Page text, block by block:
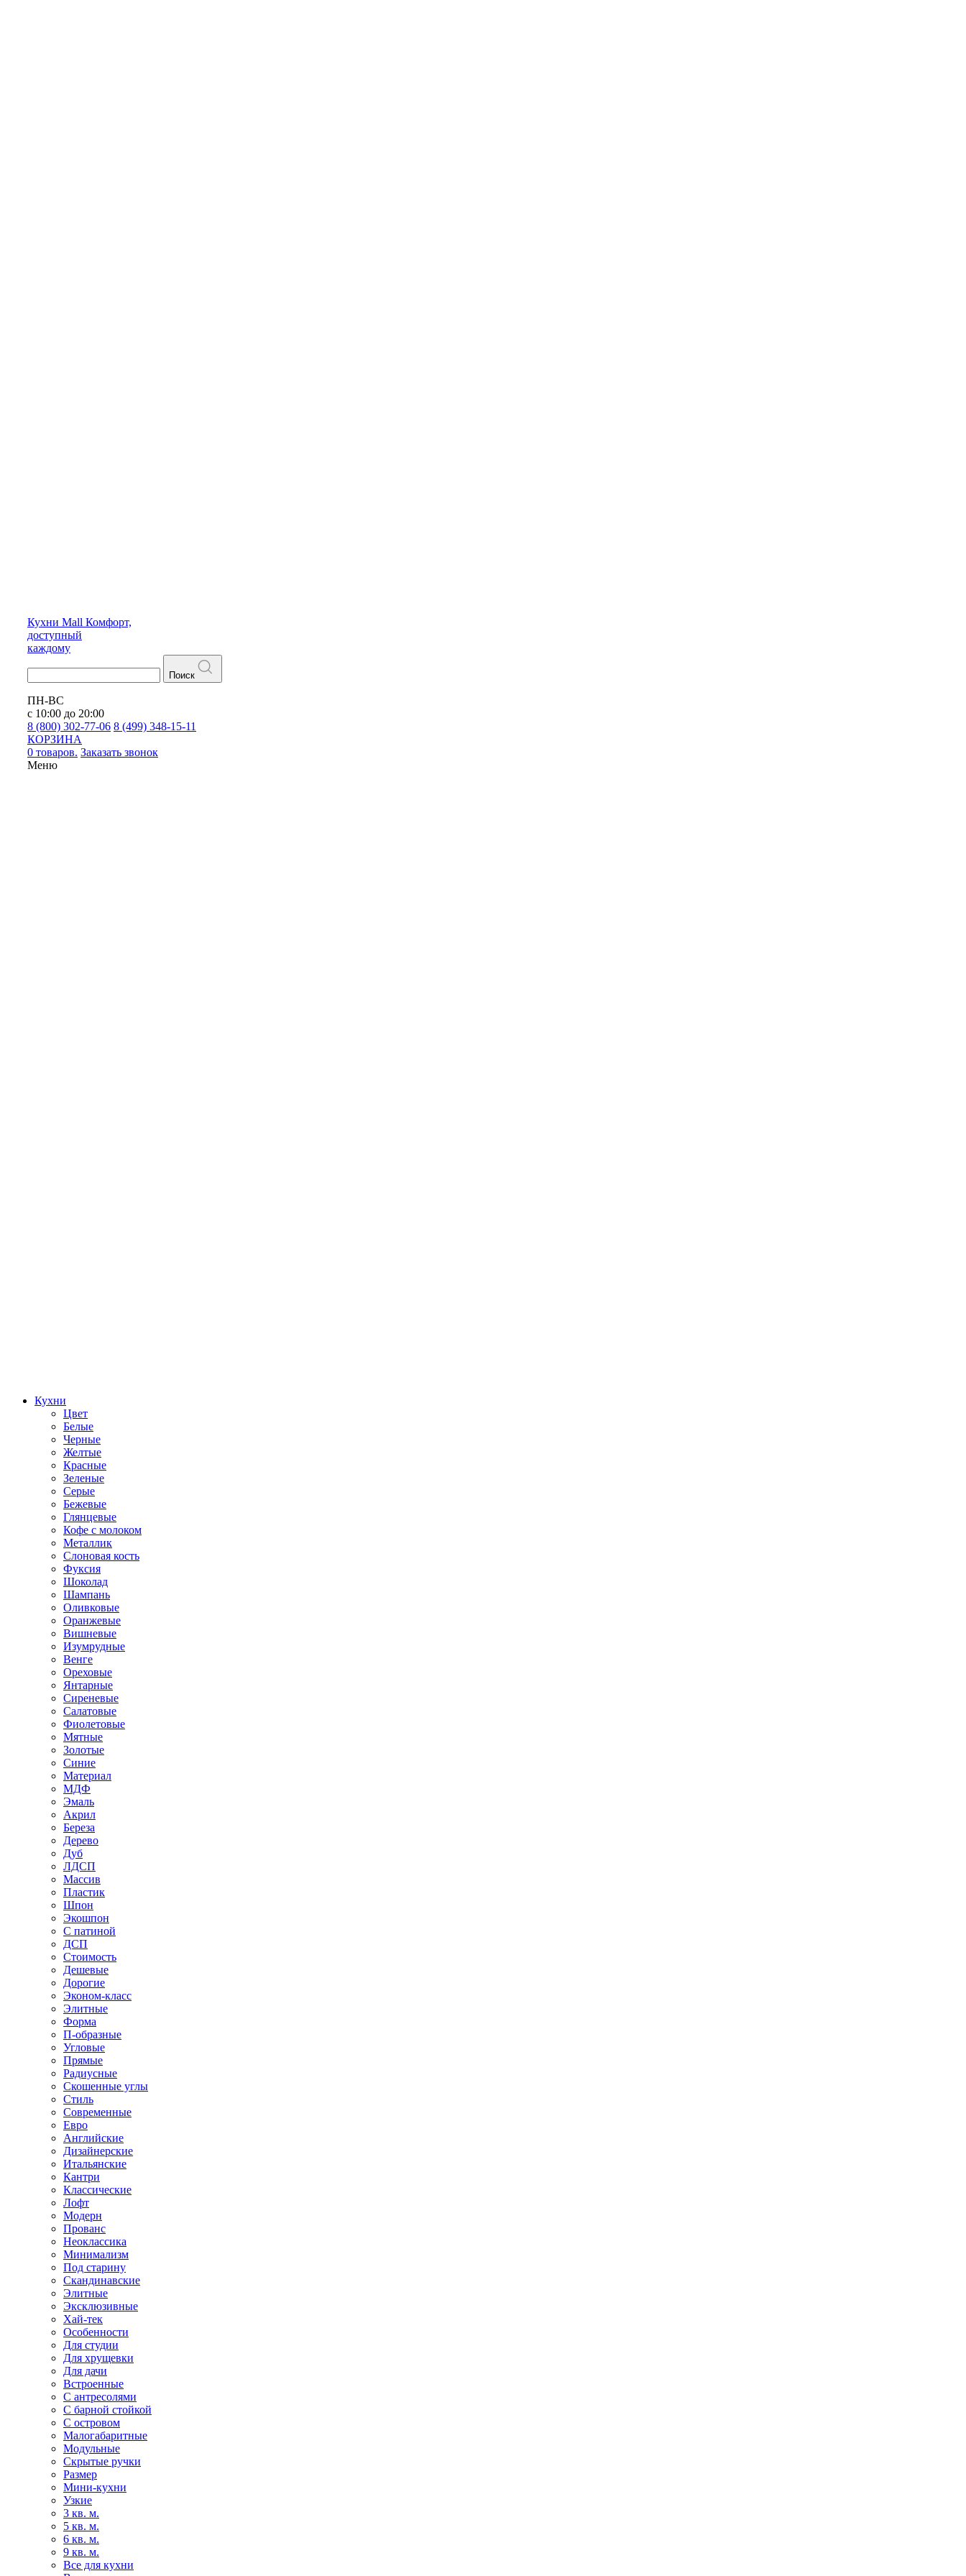
Кухни Mall Комфорт,
доступный
каждому
Поиск
ПН-ВС
с 10:00 до 20:00
8 (800) 302-77-06 8 (499) 348-15-11
КОРЗИНА
0 товаров. Заказать звонок
Меню
Кухни
Цвет
Белые
Черные
Желтые
Красные
Зеленые
Серые
Бежевые
Глянцевые
Кофе с молоком
Металлик
Слоновая кость
Фуксия
Шоколад
Шампань
Оливковые
Оранжевые
Вишневые
Изумрудные
Венге
Ореховые
Янтарные
Сиреневые
Салатовые
Фиолетовые
Мятные
Золотые
Синие
Материал
МДФ
Эмаль
Акрил
Береза
Дерево
Дуб
ЛДСП
Массив
Пластик
Шпон
Экошпон
С патиной
ДСП
Стоимость
Дешевые
Дорогие
Эконом-класс
Элитные
Форма
П-образные
Угловые
Прямые
Радиусные
Скошенные углы
Стиль
Современные
Евро
Английские
Дизайнерские
Итальянские
Кантри
Классические
Лофт
Модерн
Прованс
Неоклассика
Минимализм
Под старину
Скандинавские
Элитные
Эксклюзивные
Хай-тек
Особенности
Для студии
Для хрущевки
Для дачи
Встроенные
С антресолями
С барной стойкой
С островом
Малогабаритные
Модульные
Скрытые ручки
Размер
Мини-кухни
Узкие
3 кв. м.
5 кв. м.
6 кв. м.
9 кв. м.
Все для кухни